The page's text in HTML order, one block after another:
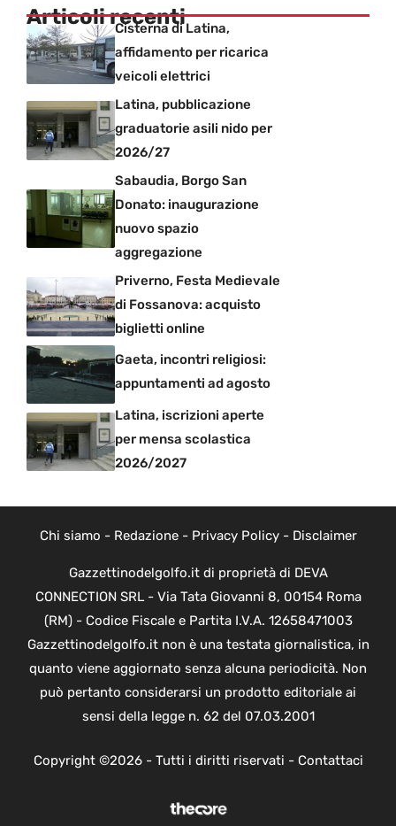
Articoli recenti
Cisterna di Latina,
affidamento per ricarica
veicoli elettrici
Latina, pubblicazione
graduatorie asili nido per
2026/27
Sabaudia, Borgo San
Donato: inaugurazione
nuovo spazio
aggregazione
Priverno, Festa Medievale
di Fossanova: acquisto
biglietti online
Gaeta, incontri religiosi:
appuntamenti ad agosto
Latina, iscrizioni aperte
per mensa scolastica
2026/2027
Chi siamo - Redazione- Privacy Policy- Disclaimer
Gazzettinodelgolfo.it di proprietà di DEVA
CONNECTION SRL - Via Tata Giovanni 8, 00154 Roma
(RM) - Codice Fiscale e Partita I.V.A. 12658471003
Gazzettinodelgolfo.it non è una testata giornalistica, in
quanto viene aggiornato senza alcuna periodicità. Non
può pertanto considerarsi un prodotto editoriale ai
sensi della legge n. 62 del 07.03.2001
Copyright ©2026 - Tutti i diritti riservati - Contattaci